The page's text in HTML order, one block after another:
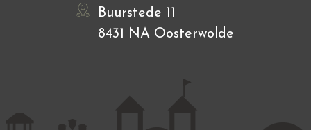
Buurstede 11
8431 NA Oosterwolde